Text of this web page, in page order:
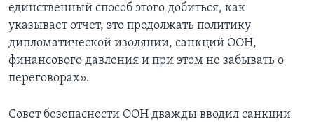
единственный способ этого добиться, как
указывает отчет, это продолжать политику
дипломатической изоляции, санкций ООН,
финансового давления и при этом не забывать о
переговорах».
Совет безопасности ООН дважды вводил санкции